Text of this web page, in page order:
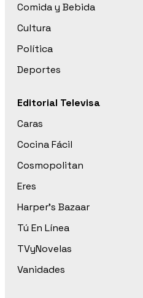
Comida y Bebida
Cultura
Política
Deportes
Editorial Televisa
Caras
Cocina Fácil
Cosmopolitan
Eres
Harper’s Bazaar
Tú En Línea
TVyNovelas
Vanidades